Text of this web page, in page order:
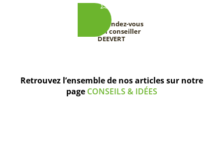
Prenez rendez-vous
avec un conseiller
DEEVERT
Retrouvez l’ensemble de nos articles sur notre
page CONSEILS & IDÉES